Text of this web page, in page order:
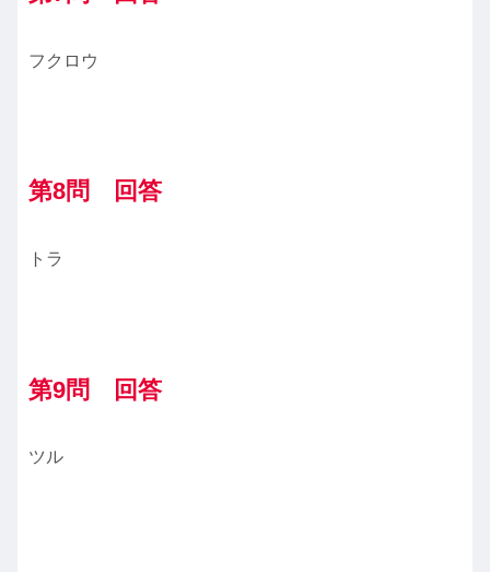
フクロウ
第8問 回答
トラ
第9問 回答
ツル